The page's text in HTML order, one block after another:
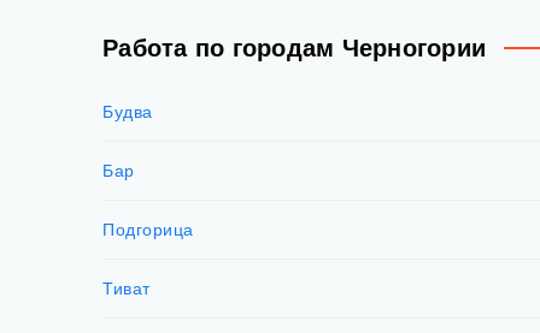
Работа по городам Черногории
Будва
Бар
Подгорица
Тиват